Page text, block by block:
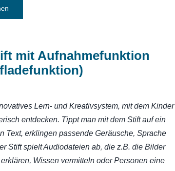
mit Aufnahmefunktion
Lern- und Kreativsystem, mit dem Kinder
entdecken. Tippt man mit dem Stift auf ein
Text, erklingen passende Geräusche, Sprache
Stift spielt Audiodateien ab, die z.B. die Bilder
Wissen vermitteln oder Personen eine